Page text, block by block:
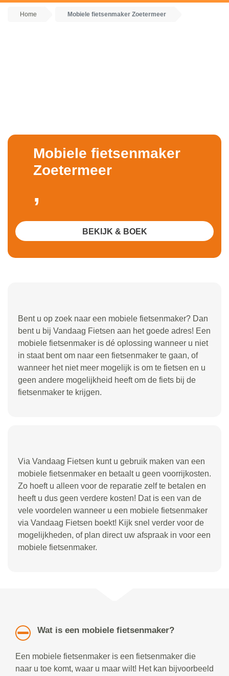
Home Mobiele fietsenmaker Zoetermeer
Bent u op zoek naar een mobiele fietsenmaker? Dan
bent u bij Vandaag Fietsen aan het goede adres! Een
mobiele fietsenmaker is dé oplossing wanneer u niet
in staat bent om naar een fietsenmaker te gaan, of
wanneer het niet meer mogelijk is om te fietsen en u
geen andere mogelijkheid heeft om de fiets bij de
fietsenmaker te krijgen.
Mobiele fietsenmaker
Zoetermeer
,
BEKIJK & BOEK
Via Vandaag Fietsen kunt u gebruik maken van een
mobiele fietsenmaker en betaalt u geen voorrijkosten.
Zo hoeft u alleen voor de reparatie zelf te betalen en
heeft u dus geen verdere kosten! Dat is een van de
vele voordelen wanneer u een mobiele fietsenmaker
via Vandaag Fietsen boekt! Kijk snel verder voor de
mogelijkheden, of plan direct uw afspraak in voor een
mobiele fietsenmaker.
Wat is een mobiele fietsenmaker?
Een mobiele fietsenmaker is een fietsenmaker die
naar u toe komt, waar u maar wilt! Het kan bijvoorbeeld